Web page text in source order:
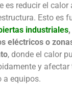
es reducir el calor
Esto es
industriales
eléctricos o
, donde el calor
y afectar
a equipos.